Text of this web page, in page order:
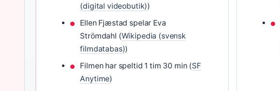
(digital videobutik))
Ellen Fjæstad spelar Eva
Strömdahl (Wikipedia (svensk
filmdatabas))
Filmen har speltid 1 tim 30 min (SF
Anytime)